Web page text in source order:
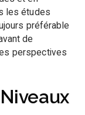
les études
préférable
de
perspectives